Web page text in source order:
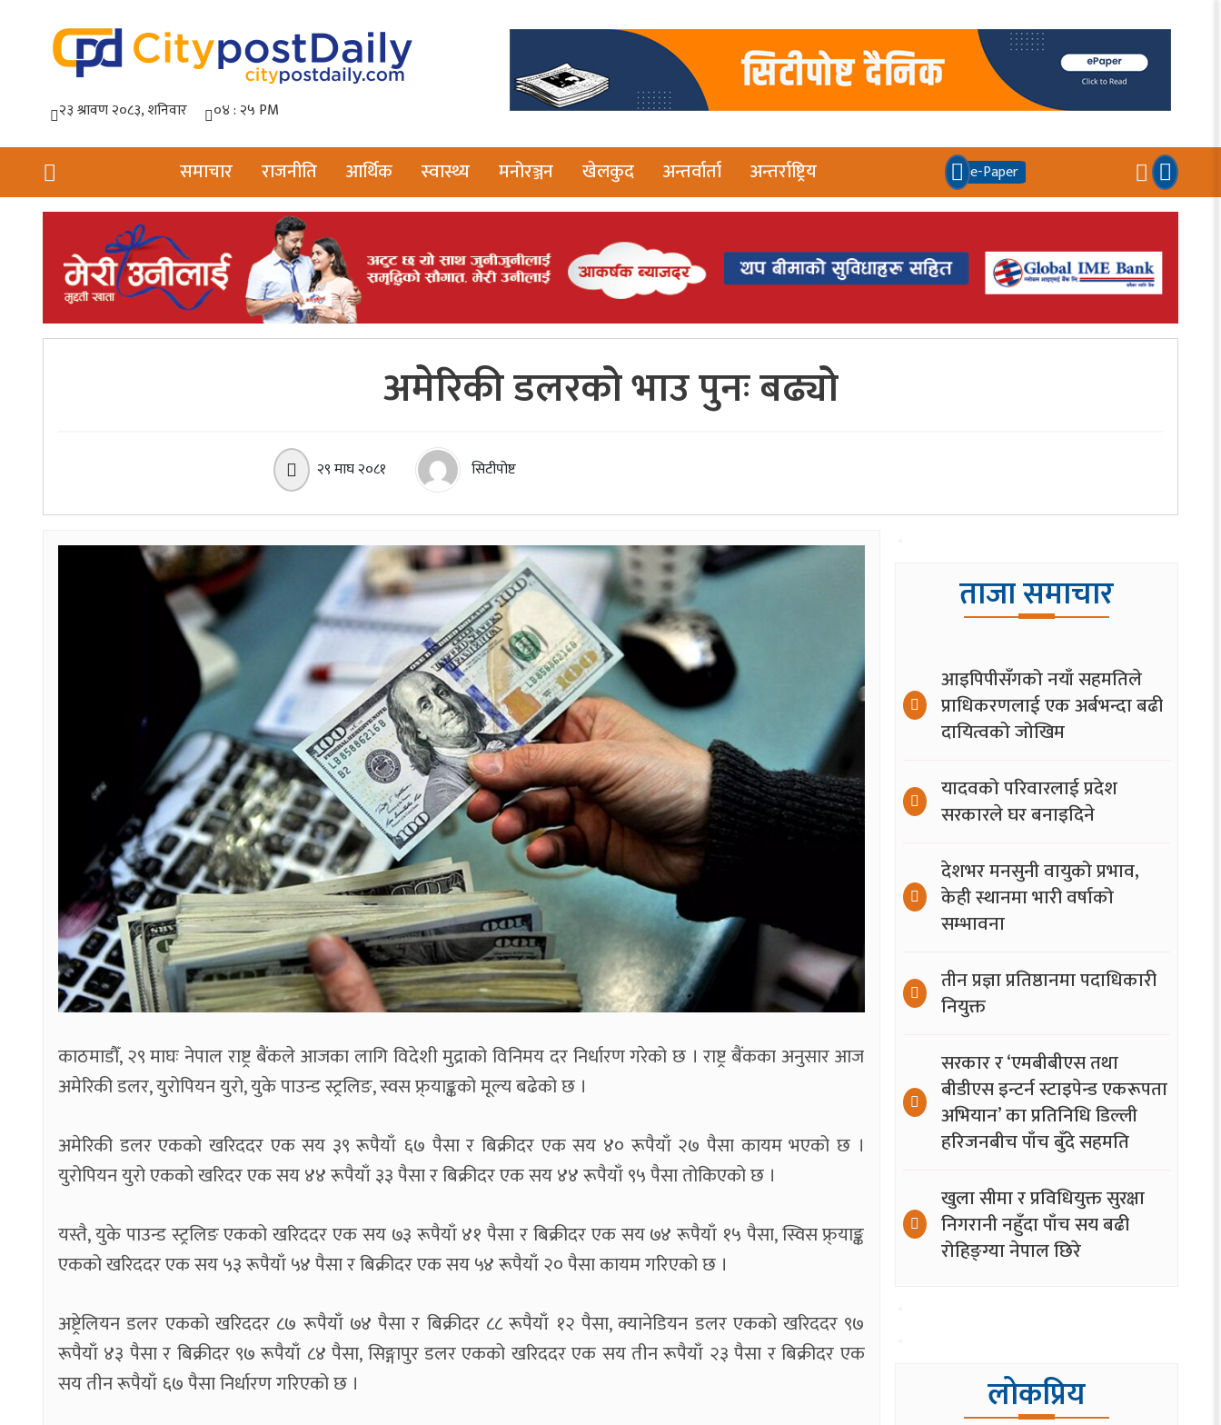
समाचार राजनीति आर्थिक स्वास्थ्य मनोरञ्जन खेलकुद अन्तर्वार्ता अन्तर्राष्ट्रिय e-Paper
अमेरिकी डलरको भाउ पुनः बढ्यो
२९ माघ २०८१ सिटीपोष्ट
काठमाडौँ, २९ माघः नेपाल राष्ट्र बैंकले आजका लागि विदेशी मुद्राको विनिमय दर निर्धारण गरेको छ । राष्ट्र बैंकका अनुसार आज
अमेरिकी डलर, युरोपियन युरो, युके पाउन्ड स्ट्रलिङ, स्वस फ्र्याङ्कको मूल्य बढेको छ ।
अमेरिकी डलर एकको खरिददर एक सय ३९ रूपैयाँ ६७ पैसा र बिक्रीदर एक सय ४० रूपैयाँ २७ पैसा कायम भएको छ ।
युरोपियन युरो एकको खरिदर एक सय ४४ रूपैयाँ ३३ पैसा र बिक्रीदर एक सय ४४ रूपैयाँ ९५ पैसा तोकिएको छ ।
यस्तै, युके पाउन्ड स्ट्रलिङ एकको खरिददर एक सय ७३ रूपैयाँ ४१ पैसा र बिक्रीदर एक सय ७४ रूपैयाँ १५ पैसा, स्विस फ्र्याङ्क
एकको खरिददर एक सय ५३ रूपैयाँ ५४ पैसा र बिक्रीदर एक सय ५४ रूपैयाँ २० पैसा कायम गरिएको छ ।
अष्ट्रेलियन डलर एकको खरिददर ८७ रूपैयाँ ७४ पैसा र बिक्रीदर ८८ रूपैयाँ १२ पैसा, क्यानेडियन डलर एकको खरिददर ९७
रूपैयाँ ४३ पैसा र बिक्रीदर ९७ रूपैयाँ ८४ पैसा, सिङ्गापुर डलर एकको खरिददर एक सय तीन रूपैयाँ २३ पैसा र बिक्रीदर एक
सय तीन रूपैयाँ ६७ पैसा निर्धारण गरिएको छ ।
ताजा समाचार
आइपिपीसँगको नयाँ सहमतिले
प्राधिकरणलाई एक अर्बभन्दा बढी
दायित्वको जोखिम
यादवको परिवारलाई प्रदेश
सरकारले घर बनाइदिने
देशभर मनसुनी वायुको प्रभाव,
केही स्थानमा भारी वर्षाको
सम्भावना
तीन प्रज्ञा प्रतिष्ठानमा पदाधिकारी
नियुक्त
सरकार र ‘एमबीबीएस तथा
बीडीएस इन्टर्न स्टाइपेन्ड एकरूपता
अभियान’ का प्रतिनिधि डिल्ली
हरिजनबीच पाँच बुँदे सहमति
खुला सीमा र प्रविधियुक्त सुरक्षा
निगरानी नहुँदा पाँच सय बढी
रोहिङ्ग्या नेपाल छिरे
लोकप्रिय